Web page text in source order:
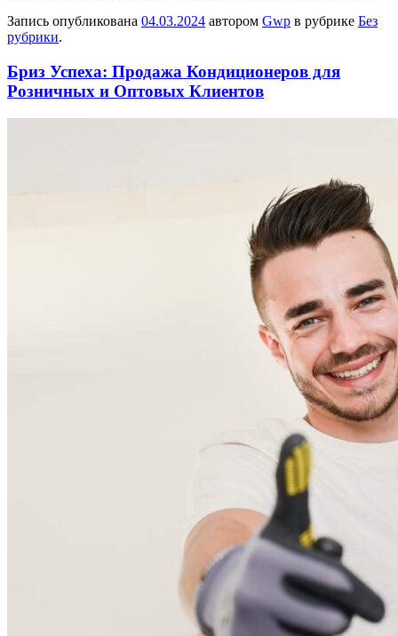
Запись опубликована 04.03.2024 автором Gwp в рубрике Без
рубрики.
Бриз Успеха: Продажа Кондиционеров для
Розничных и Оптовых Клиентов